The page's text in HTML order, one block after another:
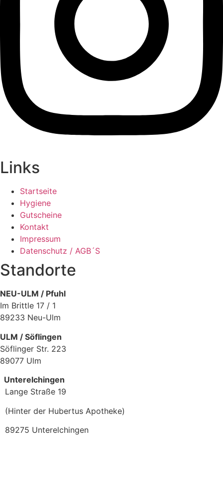
Links
Startseite
Hygiene
Gutscheine
Kontakt
Impressum
Datenschutz / AGB´S
Standorte
NEU-ULM / Pfuhl
Im Brittle 17 / 1
89233 Neu-Ulm
ULM / Söflingen
Söflinger Str. 223
89077 Ulm
Unterelchingen
Lange Straße 19
(Hinter der Hubertus Apotheke)
89275 Unterelchingen